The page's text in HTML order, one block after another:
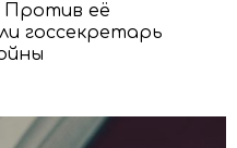
Против её
госсекретарь